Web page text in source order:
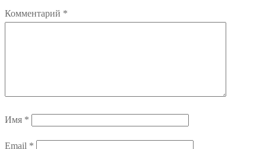
Комментарий *
Имя *
Email *